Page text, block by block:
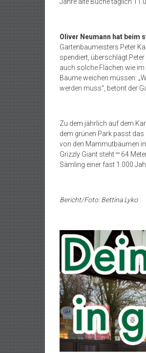
Oliver Neumann hat beim
Gartenbaumeisters Peter
spendiert, überschlägt
auch solche Flächen wie
Bäume weichen müssen:
werden muss“, betont der
Zu dem jährlich auf dem
dem grünen Park passt
von den Mammutbäumen
Grizzly Giant steht ⎻ 64
Sämling einer fast 1.000
Bericht/Foto: Bettina Lyko